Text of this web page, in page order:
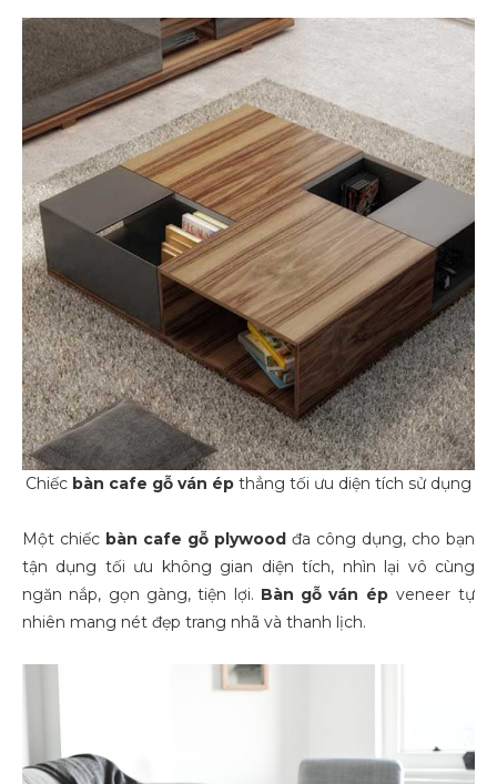
Chiếc bàn cafe gỗ ván ép thẳng tối ưu diện tích sử dụng
Một chiếc bàn cafe gỗ plywood đa công dụng, cho bạn
tận dụng tối ưu không gian diện tích, nhìn lại vô cùng
ngăn nắp, gọn gàng, tiện lợi. Bàn gỗ ván ép veneer tự
nhiên mang nét đẹp trang nhã và thanh lịch.